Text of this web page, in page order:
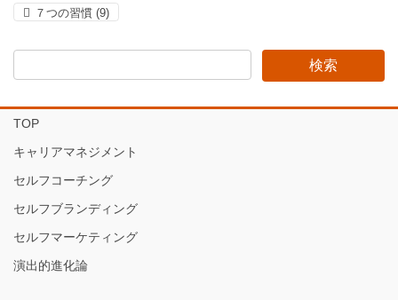
７つの習慣 (9)
TOP
キャリアマネジメント
セルフコーチング
セルフブランディング
セルフマーケティング
演出的進化論